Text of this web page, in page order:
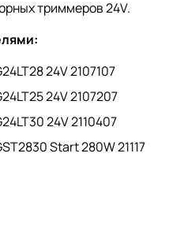
триммеров 24V.
24V 2107107
24V 2107207
24V 2110407
Start 280W 21117